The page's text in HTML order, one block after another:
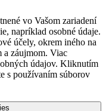
vo Vašom zariadení
napríklad osobné údaje.
účely, okrem iného na
a záujmom. Viac
údajov. Kliknutím
s používaním súborov